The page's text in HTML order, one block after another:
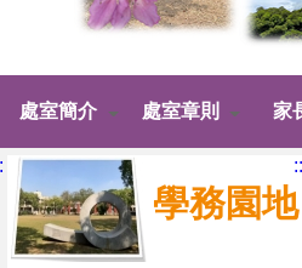
處室簡介 處室章則 家
學務園地